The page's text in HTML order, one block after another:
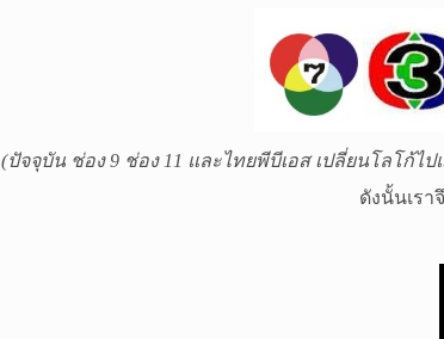
(ปัจจุบัน ช่อง 9 ช่อง 11 และไทยพีบีเอส เปลี่ยนโลโก้ไป
ดังนั้นเรา